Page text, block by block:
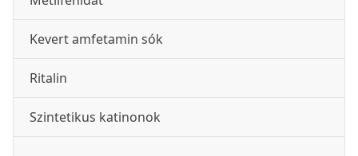
Kevert amfetamin sók
Ritalin
Szintetikus katinonok